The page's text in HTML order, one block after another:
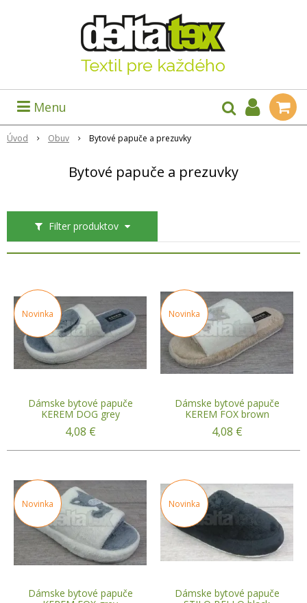
Menu
Úvod Obuv Bytové papuče a prezuvky
Bytové papuče a prezuvky
Filter produktov
Novinka
Dámske bytové papuče
KEREM DOG grey
4,08 €
Novinka
Dámske bytové papuče
KEREM FOX brown
4,08 €
Novinka
Dámske bytové papuče
Novinka
Dámske bytové papuče